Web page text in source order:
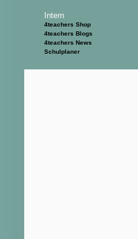
Intern
4teachers Shop
4teachers Blogs
4teachers News
Schulplaner